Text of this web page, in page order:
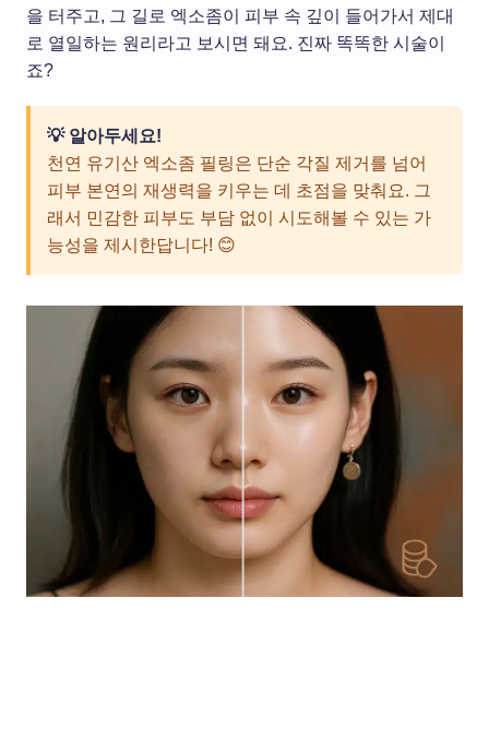
을 터주고, 그 길로 엑소좀이 피부 속 깊이 들어가서 제대
로 열일하는 원리라고 보시면 돼요. 진짜 똑똑한 시술이
죠?
💡 알아두세요!
천연 유기산 엑소좀 필링은 단순 각질 제거를 넘어
피부 본연의 재생력을 키우는 데 초점을 맞춰요. 그
래서 민감한 피부도 부담 없이 시도해볼 수 있는 가
능성을 제시한답니다! 😊